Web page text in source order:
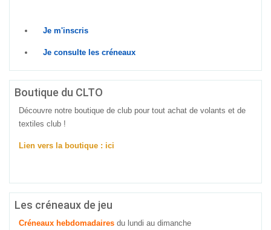
Je m'inscris
Je consulte les créneaux
Boutique du CLTO
Découvre notre boutique de club pour tout achat de volants et de
textiles club !
Lien vers la boutique : ici
Les créneaux de jeu
Créneaux hebdomadaires du lundi au dimanche